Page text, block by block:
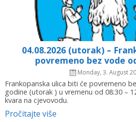
04.08.2026 (utorak) –
povremeno bez vode
Monday, 3. August
Frankopanska ulica biti će povremeno
godine (utorak ) u vremenu od 08:30 –
kvara na cjevovodu.
Pročitajte više